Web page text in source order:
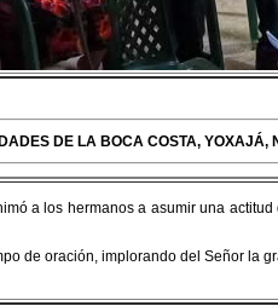
DE LA BOCA COSTA, YOXAJÁ,
a los hermanos a asumir una
de oración, implorando del Señor la